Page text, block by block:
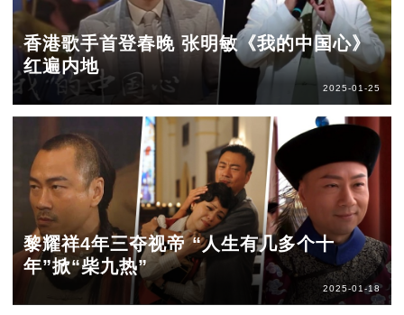
香港歌手首登春晚 张明敏《我的中国心》
红遍内地
2025-01-25
黎耀祥4年三夺视帝 “人生有几多个十
年”掀“柴九热”
2025-01-18